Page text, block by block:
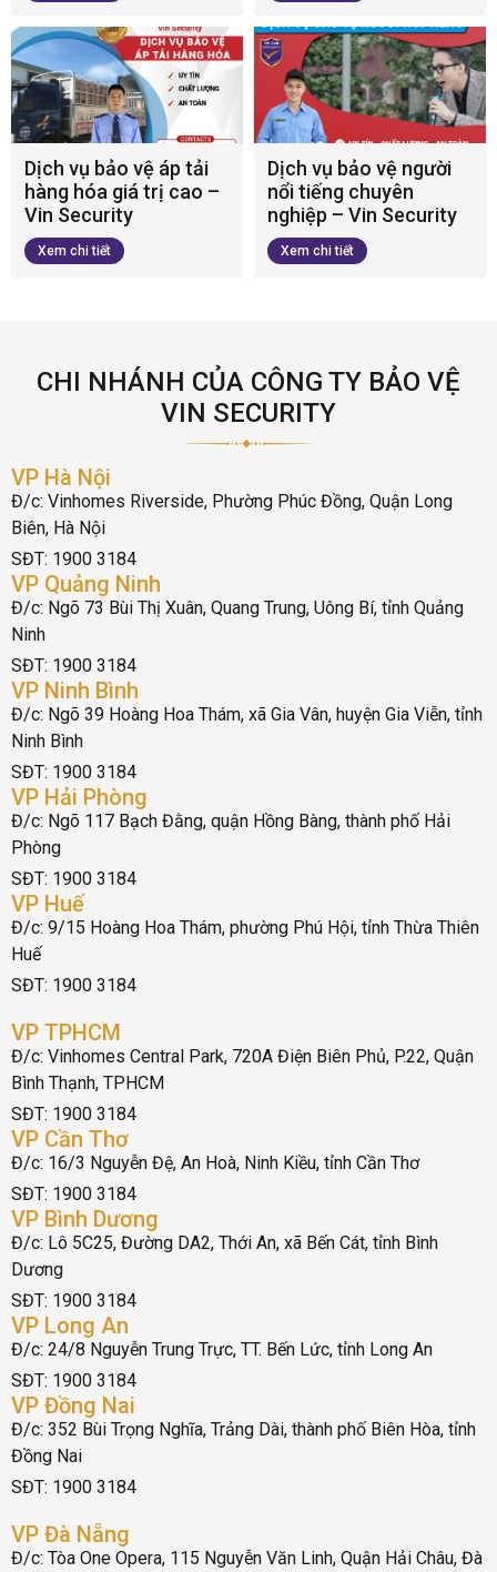
Dịch vụ bảo vệ áp tải
hàng hóa giá trị cao –
Vin Security
Xem chi tiết
Dịch vụ bảo vệ người
nổi tiếng chuyên
nghiệp – Vin Security
Xem chi tiết
CHI NHÁNH CỦA CÔNG TY BẢO VỆ
VIN SECURITY
VP Hà Nội
Đ/c: Vinhomes Riverside, Phường Phúc Đồng, Quận Long
Biên, Hà Nội
SĐT: 1900 3184
VP Quảng Ninh
Đ/c: Ngõ 73 Bùi Thị Xuân, Quang Trung, Uông Bí, tỉnh Quảng
Ninh
SĐT: 1900 3184
VP Ninh Bình
Đ/c: Ngõ 39 Hoàng Hoa Thám, xã Gia Vân, huyện Gia Viễn, tỉnh
Ninh Bình
SĐT: 1900 3184
VP Hải Phòng
Đ/c: Ngõ 117 Bạch Đằng, quận Hồng Bàng, thành phố Hải
Phòng
SĐT: 1900 3184
VP Huế
Đ/c: 9/15 Hoàng Hoa Thám, phường Phú Hội, tỉnh Thừa Thiên
Huế
SĐT: 1900 3184
VP TPHCM
Đ/c: Vinhomes Central Park, 720A Điện Biên Phủ, P.22, Quận
Bình Thạnh, TPHCM
SĐT: 1900 3184
VP Cần Thơ
Đ/c: 16/3 Nguyễn Đệ, An Hoà, Ninh Kiều, tỉnh Cần Thơ
SĐT: 1900 3184
VP Bình Dương
Đ/c: Lô 5C25, Đường DA2, Thới An, xã Bến Cát, tỉnh Bình
Dương
SĐT: 1900 3184
VP Long An
Đ/c: 24/8 Nguyễn Trung Trực, TT. Bến Lức, tỉnh Long An
SĐT: 1900 3184
VP Đồng Nai
Đ/c: 352 Bùi Trọng Nghĩa, Trảng Dài, thành phố Biên Hòa, tỉnh
Đồng Nai
SĐT: 1900 3184
VP Đà Nẵng
Đ/c: Tòa One Opera, 115 Nguyễn Văn Linh, Quận Hải Châu, Đà